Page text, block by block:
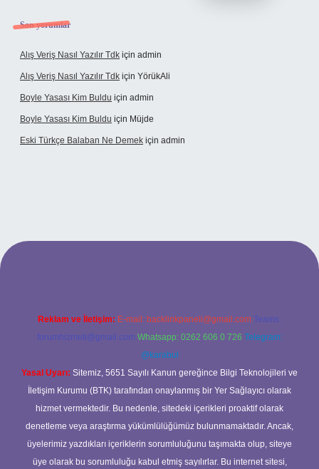
Son yorumlar
Alış Veriş Nasıl Yazılır Tdk için admin
Alış Veriş Nasıl Yazılır Tdk için YörükAli
Boyle Yasası Kim Buldu için admin
Boyle Yasası Kim Buldu için Müjde
Eski Türkçe Balaban Ne Demek için admin
Reklam ve İletişim: E-mail: backlinkpaneli@gmail.com Teams:
forumhizmeti@gmail.com Whatsapp: 0262 606 0 726 Telegram:
@karabul
Yasal Uyarı: Sitemiz, 5651 Sayılı Kanun gereğince Bilgi Teknolojileri ve
İletişim Kurumu (BTK) tarafından onaylanmış bir Yer Sağlayıcı olarak
hizmet vermektedir. Bu nedenle, sitedeki içerikleri proaktif olarak
denetleme veya araştırma yükümlülüğümüz bulunmamaktadır. Ancak,
üyelerimiz yazdıkları içeriklerin sorumluluğunu taşımakta olup, siteye
üye olarak bu sorumluluğu kabul etmiş sayılırlar. Bu internet sitesi,